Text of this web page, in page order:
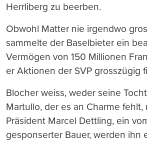
Herrliberg zu beerben.
Obwohl Matter nie irgendwo
sammelte der Baselbieter ein
Vermögen von 150 Millionen
er Aktionen der SVP grosszügig
Blocher weiss, weder seine
Martullo, der es an Charme fehlt,
Präsident Marcel Dettling, ein
gesponserter Bauer, werden ihn